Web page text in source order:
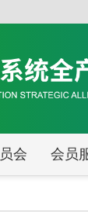
电驱动系统全
会 会员